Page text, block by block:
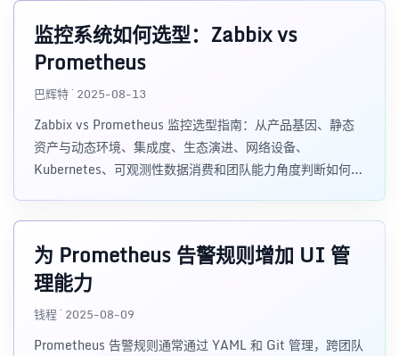
监控系统如何选型：Zabbix vs
Prometheus
巴辉特 · 2025-08-13
Zabbix vs Prometheus 监控选型指南：从产品基因、静态
资产与动态环境、集成度、生态演进、网络设备、
Kubernetes、可观测性数据消费和团队能力角度判断如何选
为 Prometheus 告警规则增加 UI 管
理能力
钱程 · 2025-08-09
Prometheus 告警规则通常通过 YAML 和 Git 管理，跨团队